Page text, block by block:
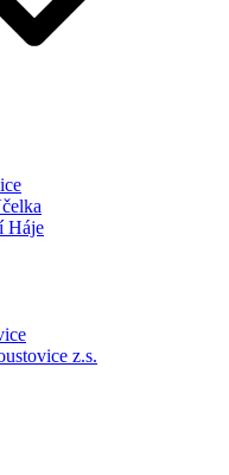
Háje
z.s.